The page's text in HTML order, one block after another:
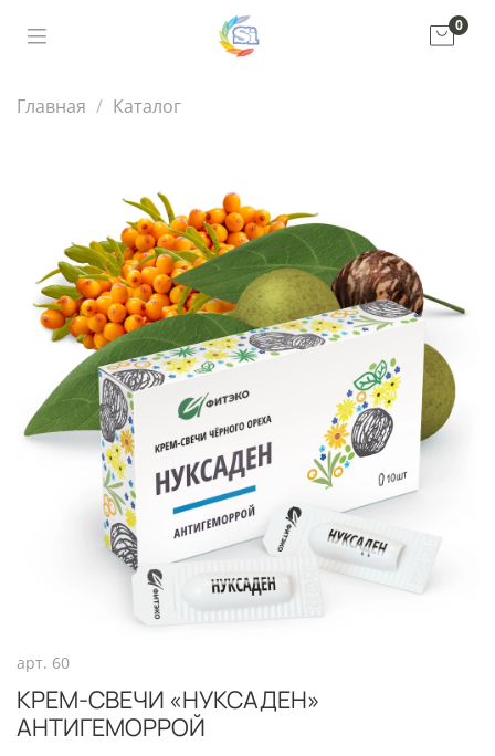
0
Главная Каталог
арт. 60
КРЕМ-СВЕЧИ «НУКСАДЕН»
АНТИГЕМОРРОЙ